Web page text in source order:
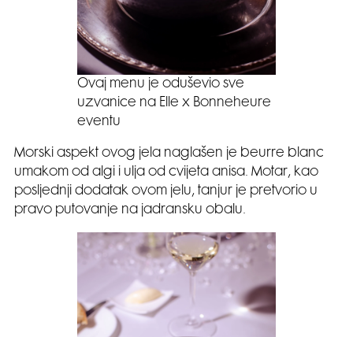
Ovaj menu je oduševio sve
uzvanice na Elle x Bonneheure
eventu
Morski aspekt ovog jela naglašen je beurre blanc
umakom od algi i ulja od cvijeta anisa. Motar, kao
posljednji dodatak ovom jelu, tanjur je pretvorio u
pravo putovanje na jadransku obalu.